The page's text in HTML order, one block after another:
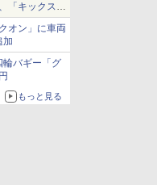
「キックス」
オン」に車両
加
輪バギー「グ
もっと見る